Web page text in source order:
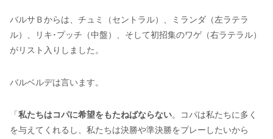
バルサＢからは、チュミ（セントラル）、ミランダ（左ラテラ
ル）、リキ･プッチ（中盤）、そして初招集のワゲ（右ラテラル）
がリスト入りしました。
バルベルデは言います。
「 私たちはコパに希望をもたねばならない。コパは私たちに多く
を与えてくれるし、私たちは決勝や準決勝をプレーしたいから